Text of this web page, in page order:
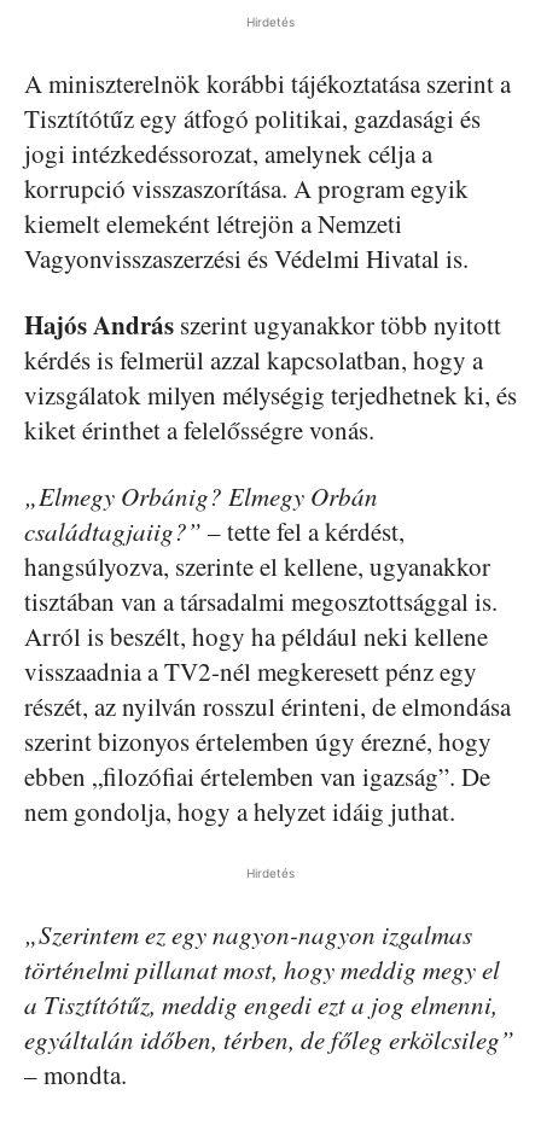
Hirdetés
A miniszterelnök korábbi tájékoztatása szerint a
Tisztítótűz egy átfogó politikai, gazdasági és
jogi intézkedéssorozat, amelynek célja a
korrupció visszaszorítása. A program egyik
kiemelt elemeként létrejön a Nemzeti
Vagyonvisszaszerzési és Védelmi Hivatal is.
Hajós András szerint ugyanakkor több nyitott
kérdés is felmerül azzal kapcsolatban, hogy a
vizsgálatok milyen mélységig terjedhetnek ki, és
kiket érinthet a felelősségre vonás.
„Elmegy Orbánig? Elmegy Orbán
családtagjaiig?” – tette fel a kérdést,
hangsúlyozva, szerinte el kellene, ugyanakkor
tisztában van a társadalmi megosztottsággal is.
Arról is beszélt, hogy ha például neki kellene
visszaadnia a TV2-nél megkeresett pénz egy
részét, az nyilván rosszul érinteni, de elmondása
szerint bizonyos értelemben úgy érezné, hogy
ebben „filozófiai értelemben van igazság”. De
nem gondolja, hogy a helyzet idáig juthat.
Hirdetés
„Szerintem ez egy nagyon-nagyon izgalmas
történelmi pillanat most, hogy meddig megy el
a Tisztítótűz, meddig engedi ezt a jog elmenni,
egyáltalán időben, térben, de főleg erkölcsileg”
– mondta.